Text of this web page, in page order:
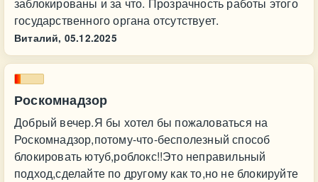
государственного органа отсутствует.
Виталий, 05.12.2025
Роскомнадзор
Добрый вечер.Я бы хотел бы пожаловаться на
Роскомнадзор,потому-что-бесполезный способ
блокировать ютуб,роблокс!!Это неправильный
подход,сделайте по другому как то,но не блокируйте